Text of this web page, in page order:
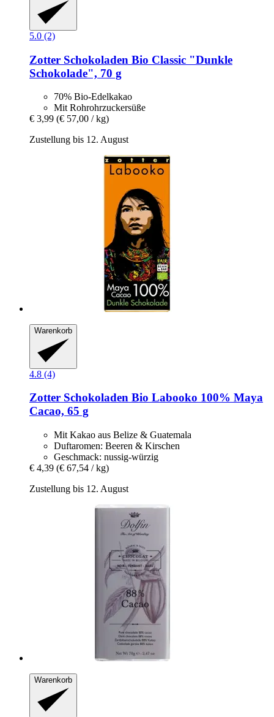
5.0 (2)
Zotter Schokoladen Bio Classic "Dunkle
Schokolade", 70 g
70% Bio-Edelkakao
Mit Rohrohrzuckersüße
€ 3,99 (€ 57,00 / kg)
Zustellung bis 12. August
Warenkorb
4.8 (4)
Zotter Schokoladen Bio Labooko 100% Maya
Cacao, 65 g
Mit Kakao aus Belize & Guatemala
Duftaromen: Beeren & Kirschen
Geschmack: nussig-würzig
€ 4,39 (€ 67,54 / kg)
Zustellung bis 12. August
Warenkorb